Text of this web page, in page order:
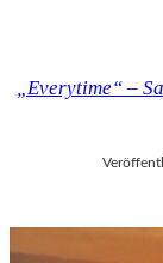
„Everytime“ –